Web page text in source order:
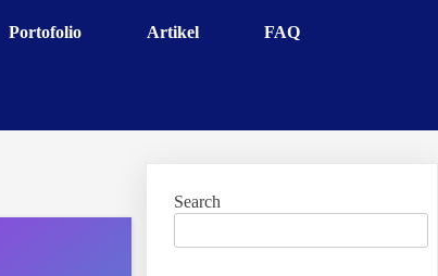
Portofolio Artikel FAQ
Search